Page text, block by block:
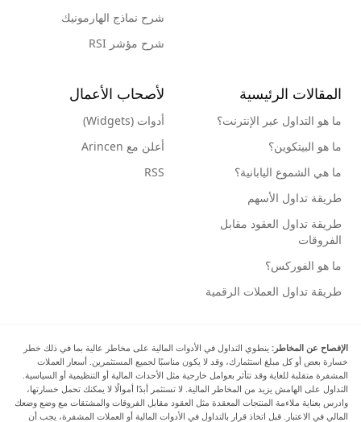
شرح نماذج الهارمونيك
شرح مؤشر RSI
المقالات الرئيسية
ما هو التداول عبر الإنترنت؟
ما هو البيتكوين؟
ما هي الشموع اليابانية؟
طريقة تداول الأسهم
طريقة تداول العقود مقابل
الفروقات
ما هو الفوركس؟
طريقة تداول العملات الرقمية
لأصحاب الأعمال
أدوات (Widgets)
أعلن مع Arincen
RSS
الإفصاح عن المخاطر: ينطوي التداول في الأدوات المالية على مخاطر عالية بما في ذلك خطر
خسارة بعض أو كل مبلغ استثمارك، وقد لا يكون مناسبًا لجميع المستثمرين. أسعار العملات
المشفرة متقلبة للغاية وقد تتأثر بعوامل خارجية مثل الأحداث المالية أو التنظيمية أو السياسية.
التداول على الهامش يزيد من المخاطر المالية. لا تستثمر أبدًا أموالًا لا يمكنك تحمل خسارتها،
وادرس بعناية ملاءمة المنتجات المعقدة مثل العقود مقابل الفروقات والمشتقات مع وضع وضعك
المالي في الاعتبار. قبل اتخاذ قرار بالتداول في الأدوات المالية أو العملات المشفرة، يجب أن